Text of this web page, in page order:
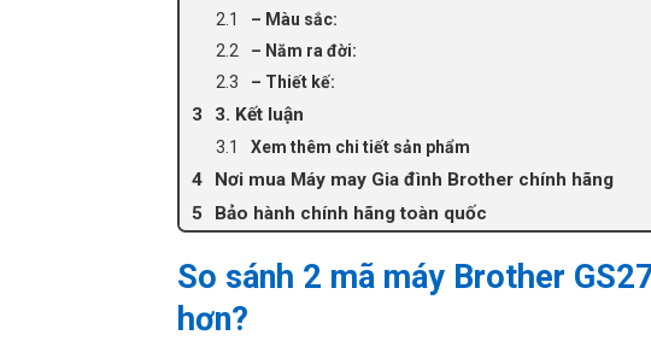
– Màu sắc:
– Năm ra đời:
– Thiết kế:
3. Kết luận
Xem thêm chi tiết sản phẩm
Nơi mua Máy may Gia đình Brother chính hãng
Bảo hành chính hãng toàn quốc
So sánh 2 mã máy Brother
hơn?